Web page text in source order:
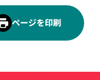
ページを印刷